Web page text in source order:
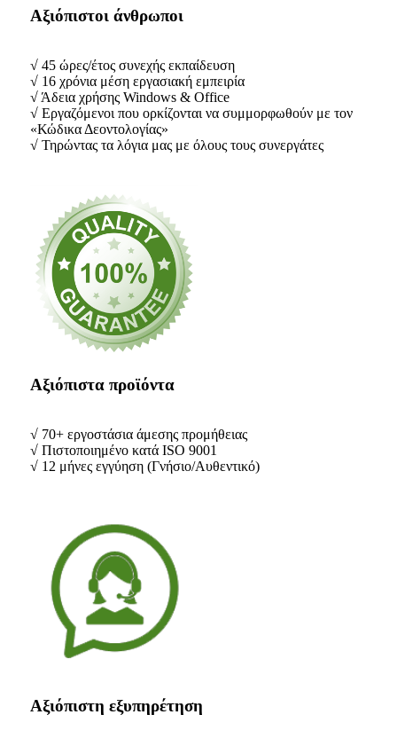
Αξιόπιστοι άνθρωποι
√ 45 ώρες/έτος συνεχής εκπαίδευση
√ 16 χρόνια μέση εργασιακή εμπειρία
√ Άδεια χρήσης Windows & Office
√ Εργαζόμενοι που ορκίζονται να συμμορφωθούν με τον
«Κώδικα Δεοντολογίας»
√ Τηρώντας τα λόγια μας με όλους τους συνεργάτες
Αξιόπιστα προϊόντα
√ 70+ εργοστάσια άμεσης προμήθειας
√ Πιστοποιημένο κατά ISO 9001
√ 12 μήνες εγγύηση (Γνήσιο/Αυθεντικό)
Αξιόπιστη εξυπηρέτηση